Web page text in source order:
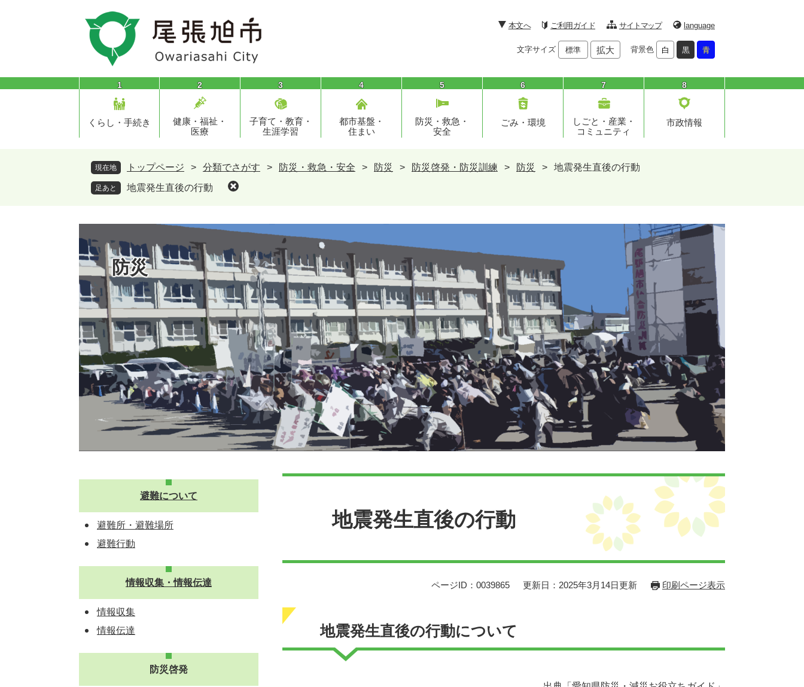
頭
飛
本文へ ご利用ガイド サイトマップ language
文字サイズ 標準 拡大 背景色 白 黒 青
1
くらし・手続き
2
健康・福祉・
医療
3
子育て・教育・
生涯学習
4
都市基盤・
住まい
5
防災・救急・
安全
6
ごみ・環境
7
しごと・産業・
コミュニティ
8
市政情報
現在地 トップページ > 分類でさがす > 防災・救急・安全 > 防災 > 防災啓発・防災訓練 > 防災 > 地震発生直後の行動
足あと 地震発生直後の行動
防災
地震発生直後の行動
ページID：0039865 更新日：2025年3月14日更新 印刷ページ表示
地震発生直後の行動について
避難について
避難所・避難場所
避難行動
情報収集・情報伝達
情報収集
情報伝達
防災啓発